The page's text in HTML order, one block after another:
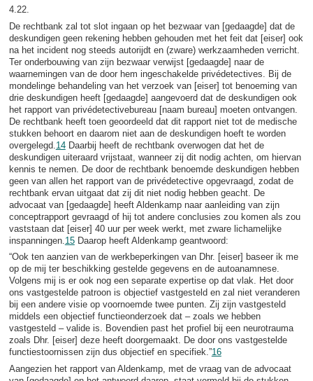
4.22.
De rechtbank zal tot slot ingaan op het bezwaar van [gedaagde] dat de
deskundigen geen rekening hebben gehouden met het feit dat [eiser] ook
na het incident nog steeds autorijdt en (zware) werkzaamheden verricht.
Ter onderbouwing van zijn bezwaar verwijst [gedaagde] naar de
waarnemingen van de door hem ingeschakelde privédetectives. Bij de
mondelinge behandeling van het verzoek van [eiser] tot benoeming van
drie deskundigen heeft [gedaagde] aangevoerd dat de deskundigen ook
het rapport van privédetectivebureau [naam bureau] moeten ontvangen.
De rechtbank heeft toen geoordeeld dat dit rapport niet tot de medische
stukken behoort en daarom niet aan de deskundigen hoeft te worden
overgelegd. 14Daarbij heeft de rechtbank overwogen dat het de
deskundigen uiteraard vrijstaat, wanneer zij dit nodig achten, om hiervan
kennis te nemen. De door de rechtbank benoemde deskundigen hebben
geen van allen het rapport van de privédetective opgevraagd, zodat de
rechtbank ervan uitgaat dat zij dit niet nodig hebben geacht. De
advocaat van [gedaagde] heeft Aldenkamp naar aanleiding van zijn
conceptrapport gevraagd of hij tot andere conclusies zou komen als zou
vaststaan dat [eiser] 40 uur per week werkt, met zware lichamelijke
inspanningen. 15Daarop heeft Aldenkamp geantwoord:
“Ook ten aanzien van de werkbeperkingen van Dhr. [eiser] baseer ik me
op de mij ter beschikking gestelde gegevens en de autoanamnese.
Volgens mij is er ook nog een separate expertise op dat vlak. Het door
ons vastgestelde patroon is objectief vastgesteld en zal niet veranderen
bij een andere visie op voornoemde twee punten. Zij zijn vastgesteld
middels een objectief functieonderzoek dat – zoals we hebben
vastgesteld – valide is. Bovendien past het profiel bij een neurotrauma
zoals Dhr. [eiser] deze heeft doorgemaakt. De door ons vastgestelde
functiestoornissen zijn dus objectief en specifiek.”16
Aangezien het rapport van Aldenkamp, met de vraag van de advocaat